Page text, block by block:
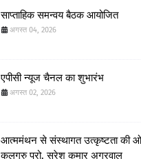
साप्ताहिक समन्वय बैठक आयोजित
अगस्त 04, 2026
एपीसी न्यूज चैनल का शुभारंभ
अगस्त 02, 2026
आत्ममंथन से संस्थागत उत्कृष्टता की ओर
कुलगुरु प्रो. सुरेश कुमार अग्रवाल